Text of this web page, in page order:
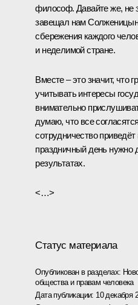
философ. Давайте же, не
завещал нам
сбережения каждого
и неделимой стране.
Вместе – это значит, что
учитывать интересы
внимательно
думаю, что все
сотрудничество
праздничный день нужно
результатах.
<…>
Статус материала
Опубликован в разделах:
общества и правам человека
Дата публикации: 10 декабря